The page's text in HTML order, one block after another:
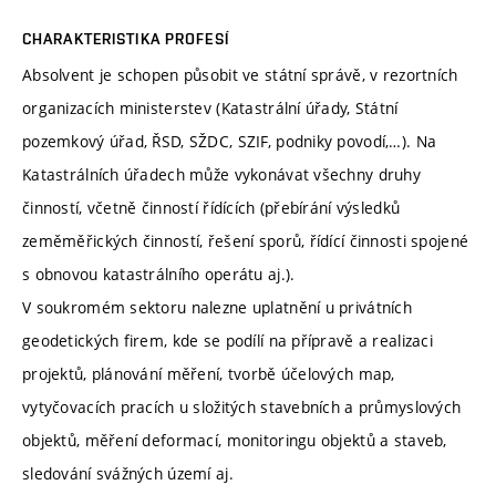
CHARAKTERISTIKA PROFESÍ
Absolvent je schopen působit ve státní správě, v rezortních
organizacích ministerstev (Katastrální úřady, Státní
pozemkový úřad, ŘSD, SŽDC, SZIF, podniky povodí,…). Na
Katastrálních úřadech může vykonávat všechny druhy
činností, včetně činností řídících (přebírání výsledků
zeměměřických činností, řešení sporů, řídící činnosti spojené
s obnovou katastrálního operátu aj.).
V soukromém sektoru nalezne uplatnění u privátních
geodetických firem, kde se podílí na přípravě a realizaci
projektů, plánování měření, tvorbě účelových map,
vytyčovacích pracích u složitých stavebních a průmyslových
objektů, měření deformací, monitoringu objektů a staveb,
sledování svážných území aj.